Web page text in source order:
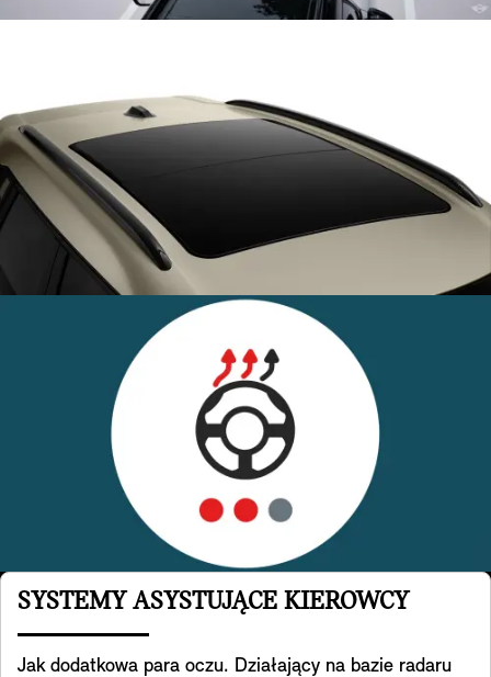
SYSTEMY ASYSTUJĄCE KIEROWCY
Jak dodatkowa para oczu. Działający na bazie radaru